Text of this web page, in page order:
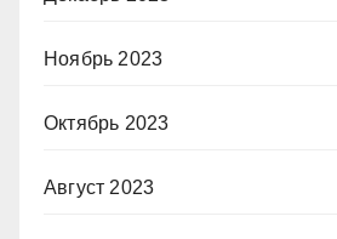
Ноябрь 2023
Октябрь 2023
Август 2023